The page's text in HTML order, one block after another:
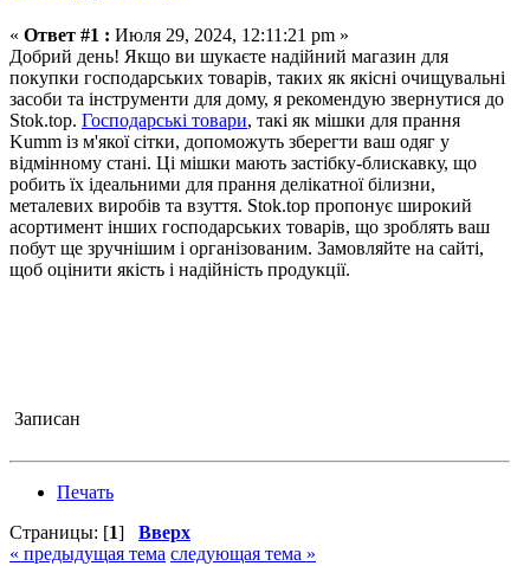
« Ответ #1 : Июля 29, 2024, 12:11:21 pm »
Добрий день! Якщо ви шукаєте надійний магазин для
покупки господарських товарів, таких як якісні очищувальні
засоби та інструменти для дому, я рекомендую звернутися до
Stok.top. Господарські товари, такі як мішки для прання
Kumm із м'якої сітки, допоможуть зберегти ваш одяг у
відмінному стані. Ці мішки мають застібку-блискавку, що
робить їх ідеальними для прання делікатної білизни,
металевих виробів та взуття. Stok.top пропонує широкий
асортимент інших господарських товарів, що зроблять ваш
побут ще зручнішим і організованим. Замовляйте на сайті,
щоб оцінити якість і надійність продукції.
Записан
Печать
Страницы: [1] Вверх
« предыдущая тема следующая тема »